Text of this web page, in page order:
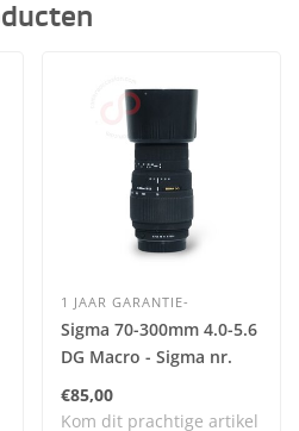
1 JAAR GARANTIE-
Sigma 70-300mm 4.0-5.6
DG Macro - Sigma nr.
2351
€85,00
Kom dit prachtige artikel